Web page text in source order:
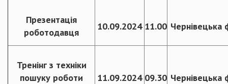
Презентація
роботодавця
10.09.2024 11.00 Чернівецька
Тренінг з техніки
пошуку роботи
11.09.2024 09.30 Чернівецька